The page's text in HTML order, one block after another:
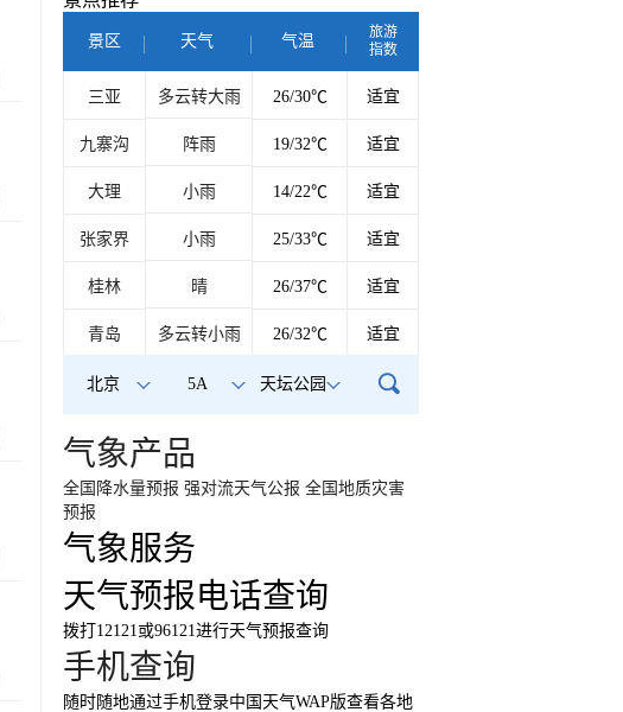
景区 天气 气温
旅游
指数
三亚 多云转大雨 26/30℃ 适宜
九寨沟 阵雨 19/32℃ 适宜
大理 小雨 14/22℃ 适宜
张家界 小雨 25/33℃ 适宜
桂林 晴 26/37℃ 适宜
青岛 多云转小雨 26/32℃ 适宜
北京 5A 天坛公园
气象产品
全国降水量预报 强对流天气公报 全国地质灾害
预报
气象服务
天气预报电话查询
拨打12121或96121进行天气预报查询
手机查询
随时随地通过手机登录中国天气WAP版查看各地